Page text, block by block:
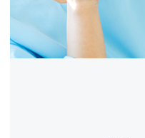
機密保持につ
切な管理を実
ご本人は、当